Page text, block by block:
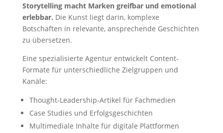
Storytelling macht Marken greifbar und emotional
erlebbar. Die Kunst liegt darin, komplexe
Botschaften in relevante, ansprechende Geschichten
zu übersetzen.
Eine spezialisierte Agentur entwickelt Content-
Formate für unterschiedliche Zielgruppen und
Kanäle:
Thought-Leadership-Artikel für Fachmedien
Case Studies und Erfolgsgeschichten
Multimediale Inhalte für digitale Plattformen